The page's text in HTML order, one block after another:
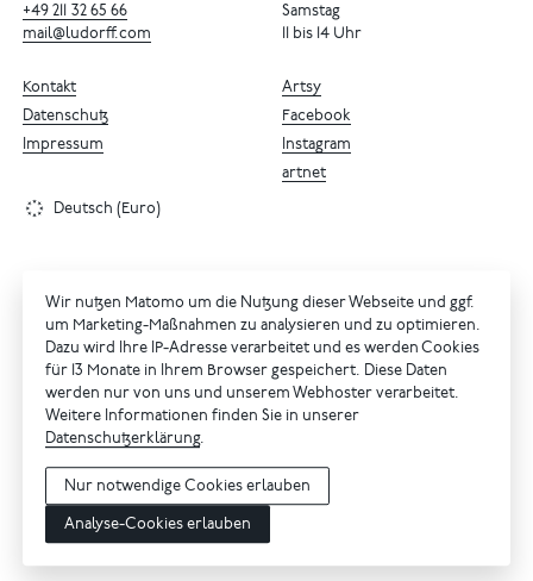
+49 211 32 65 66
mail@ludorff.com
Samstag
11 bis 14 Uhr
Artsy
Facebook
Instagram
artnet
Kontakt
Datenschutz
Impressum
Deutsch (Euro)
Wir nutzen Matomo um die Nutzung dieser Webseite und ggf.
um Marketing-Maßnahmen zu analysieren und zu optimieren.
Dazu wird Ihre IP-Adresse verarbeitet und es werden Cookies
für 13 Monate in Ihrem Browser gespeichert. Diese Daten
werden nur von uns und unserem Webhoster verarbeitet.
Weitere Informationen finden Sie in unserer
Datenschutzerklärung.
Nur notwendige Cookies erlauben
Analyse-Cookies erlauben